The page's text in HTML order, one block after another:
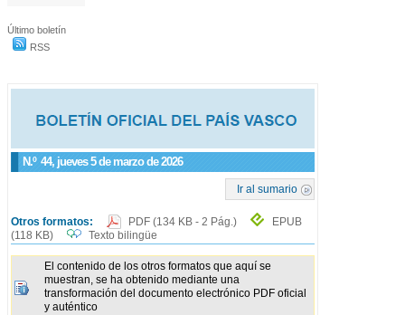
Último boletín
RSS
N.º 44, jueves 5 de marzo de 2026
Ir al sumario
Otros formatos: PDF (134 KB - 2 Pág.)
EPUB
(118 KB)
Texto bilingüe
El contenido de los otros formatos que aquí se
muestran, se ha obtenido mediante una
transformación del documento electrónico PDF oficial
y auténtico